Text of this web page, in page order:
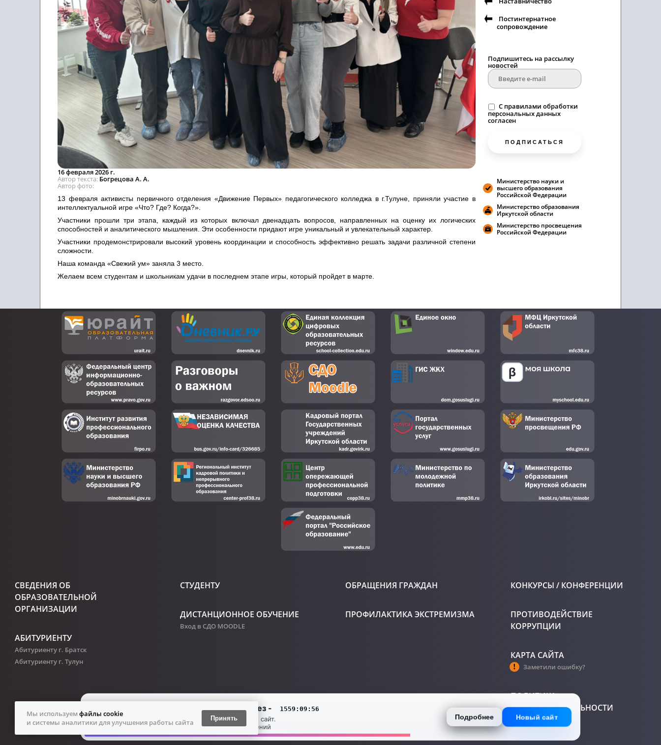
16 февраля 2026 г.
Автор текста Богрецова А. А.
Автор фото
13 февраля активисты первичного отделения «Движение Первых» педагогического колледжа в г.Тулуне, приняли участие в
интеллектуальной игре «Что? Где? Когда?».
Участники прошли три этапа, каждый из которых включал двенадцать вопросов, направленных на оценку их логических
способностей и аналитического мышления. Эти особенности придают игре уникальный и увлекательный характер.
Участники продемонстрировали высокий уровень координации и способность эффективно решать задачи различной степени
сложности.
Наша команда «Свежий ум» заняла 3 место.
Желаем всем студентам и школьникам удачи в последнем этапе игры, который пройдет в марте.
Постинтернатное
сопровождение
Подпишитесь на рассылку
новостей
C правилами обработки
персональных данных
согласен
ПОДПИСАТЬСЯ
Министерство науки и
высшего образования
Российской Федерации
Министерство образования
Иркутской области
Министерство просвещения
Российской Федерации
СВЕДЕНИЯ ОБ
ОБРАЗОВАТЕЛЬНОЙ
ОРГАНИЗАЦИИ
АБИТУРИЕНТУ
Абитуриенту г. Братск
Абитуриенту г. Тулун
СТУДЕНТУ
ДИСТАНЦИОННОЕ ОБУЧЕНИЕ
Вход в СДО MOODLE
ОБРАЩЕНИЯ ГРАЖДАН
ПРОФИЛАКТИКА ЭКСТРЕМИЗМА
КОНКУРСЫ / КОНФЕРЕНЦИИ
ПРОТИВОДЕЙСТВИЕ
КОРРУПЦИИ
КАРТА САЙТА
Заметили ошибку?
ПОЛИТИКА
КОНФИДЕНЦИАЛЬНОСТИ
Братский педагогический колледж
Персональные данные размещены с согласия субъекта(ов) на обработку персональных данных
Мы используем файлы cookie
и системы аналитики для улучшения работы сайта
Принять